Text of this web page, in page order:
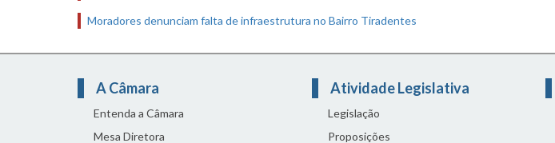
Moradores denunciam falta de infraestrutura no Bairro Tiradentes
A Câmara
Entenda a Câmara
Mesa Diretora
Atividade Legislativa
Legislação
Proposições